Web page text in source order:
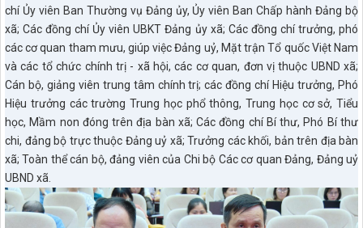
chí Ủy viên Ban Thường vụ Đảng ủy, Ủy viên Ban Chấp hành Đảng bộ
xã; Các đồng chí Ủy viên UBKT Đảng ủy xã; Các đồng chí trưởng, phó
các cơ quan tham mưu, giúp việc Đảng uỷ, Mặt trận Tổ quốc Việt Nam
và các tổ chức chính trị - xã hội, các cơ quan, đơn vị thuộc UBND xã;
Cán bộ, giảng viên trung tâm chính trị; các đồng chí Hiệu trưởng, Phó
Hiệu trưởng các trường Trung học phổ thông, Trung học cơ sở, Tiểu
học, Mầm non đóng trên địa bàn xã; Các đồng chí Bí thư, Phó Bí thư
chi, đảng bộ trực thuộc Đảng uỷ xã; Trưởng các khối, bản trên địa bàn
xã; Toàn thể cán bộ, đảng viên của Chi bộ Các cơ quan Đảng, Đảng uỷ
UBND xã.